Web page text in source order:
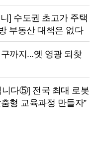
] 수도권 초고가 주택
부동산 대책은 없다
까지...옛 영광 되찾
니다⑤] 전국 최대 로봇
형 교육과정 만들자”